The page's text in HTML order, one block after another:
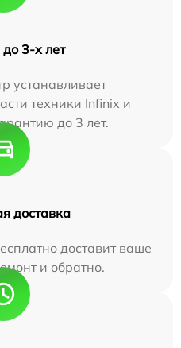
3-х лет
устанавливает
техники Infinix и
до 3 лет.
доставка
доставит ваше
и обратно.